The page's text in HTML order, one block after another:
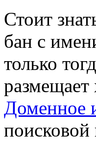
Стоит
бан с
только
Доменное
поисковой